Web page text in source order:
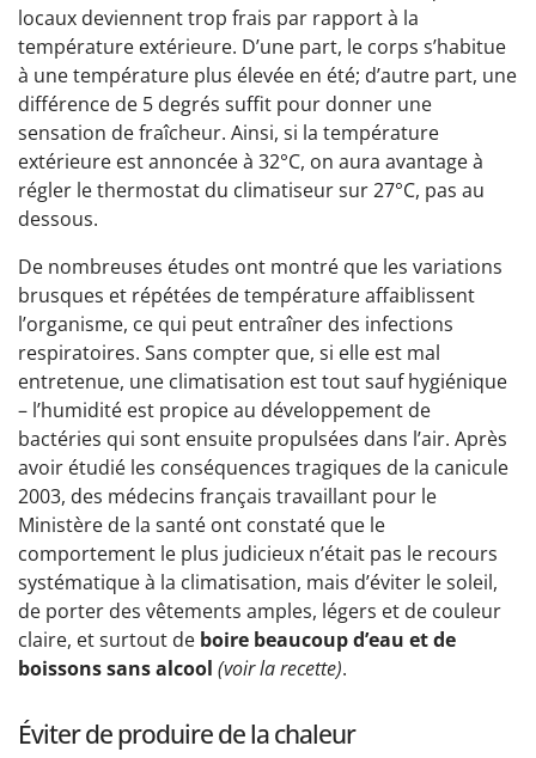
locaux deviennent trop frais par rapport à la
température extérieure. D’une part, le corps s’habitue
à une température plus élevée en été; d’autre part, une
différence de 5 degrés suffit pour donner une
sensation de fraîcheur. Ainsi, si la température
extérieure est annoncée à 32°C, on aura avantage à
régler le thermostat du climatiseur sur 27°C, pas au
dessous.
De nombreuses études ont montré que les variations
brusques et répétées de température affaiblissent
l’organisme, ce qui peut entraîner des infections
respiratoires. Sans compter que, si elle est mal
entretenue, une climatisation est tout sauf hygiénique
– l’humidité est propice au développement de
bactéries qui sont ensuite propulsées dans l’air. Après
avoir étudié les conséquences tragiques de la canicule
2003, des médecins français travaillant pour le
Ministère de la santé ont constaté que le
comportement le plus judicieux n’était pas le recours
systématique à la climatisation, mais d’éviter le soleil,
de porter des vêtements amples, légers et de couleur
claire, et surtout de boire beaucoup d’eau et de
boissons sans alcool (voir la recette).
Éviter de produire de la chaleur